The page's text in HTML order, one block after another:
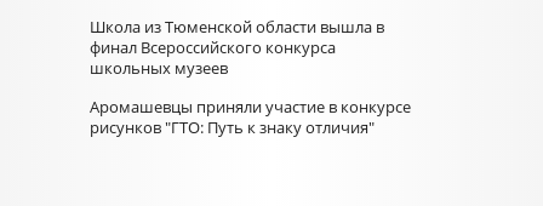
Школа из Тюменской области вышла в
финал Всероссийского конкурса
школьных музеев
Аромашевцы приняли участие в конкурсе
рисунков "ГТО: Путь к знаку отличия"